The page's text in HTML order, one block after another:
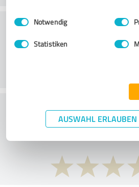
Impressum
Einwilligungsauswahl
Notwendig
Statistiken
AUSWAHL ERLAUBEN
What do you think
performance